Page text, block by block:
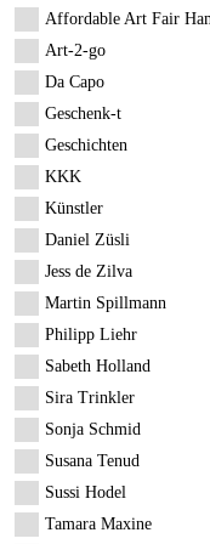
Affordable Art Fair
Art-2-go
Da Capo
Geschenk-t
Geschichten
KKK
Künstler
Daniel Züsli
Jess de Zilva
Martin Spillmann
Philipp Liehr
Sabeth Holland
Sira Trinkler
Sonja Schmid
Susana Tenud
Sussi Hodel
Tamara Maxine